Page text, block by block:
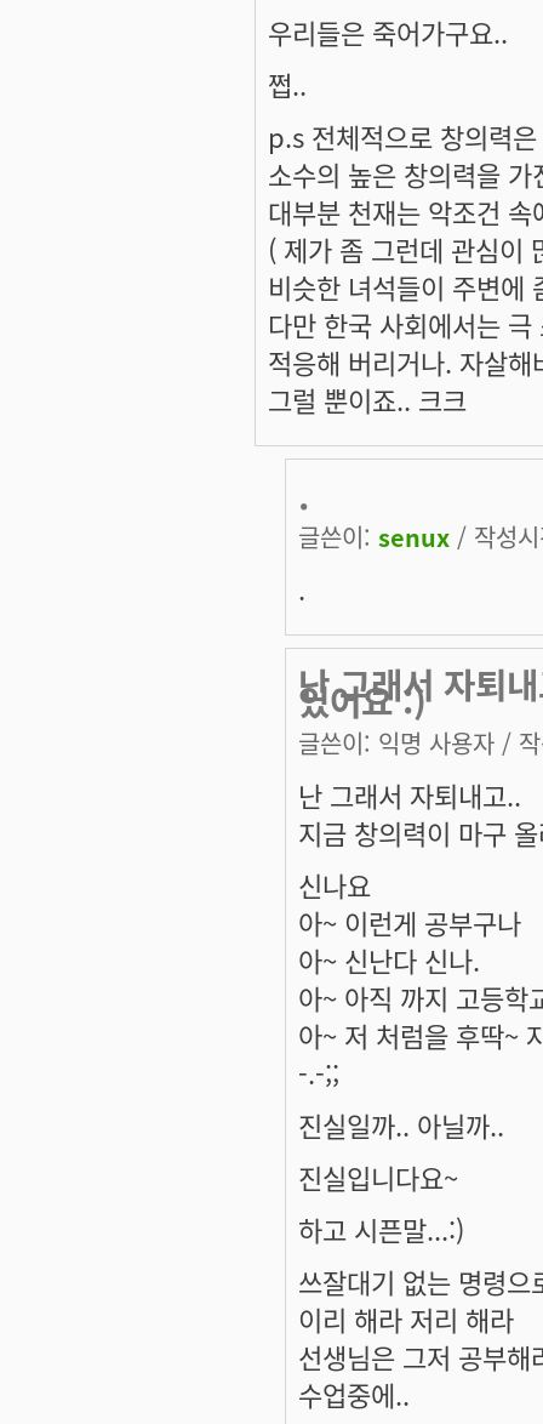
우리들은 죽어가구요..
쩝..
p.s 전체적으로 창의력
소수의 높은 창의력을
대부분 천재는 악조건
( 제가 좀 그런데 관심이
비슷한 녀석들이 주변에
다만 한국 사회에서는
적응해 버리거나. 자살
그럴 뿐이죠.. 크크
.
글쓴이: senux / 작성
.
난 그래서 자퇴
있어요 :)
글쓴이: 익명 사용자 /
난 그래서 자퇴내고..
지금 창의력이 마구
신나요
아~ 이런게 공부구나
아~ 신난다 신나.
아~ 아직 까지 고등학
아~ 저 처럼을 후딱~
-.-;;
진실일까.. 아닐까..
진실입니다요~
하고 시픈말...:)
쓰잘대기 없는 명령으
이리 해라 저리 해라
선생님은 그저 공부
수업중에..